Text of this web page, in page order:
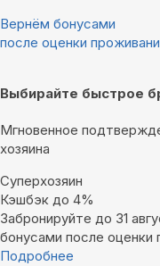
Вернём бонусами
после оценки
Выбирайте быстрое
Мгновенное
хозяина
Суперхозяин
Кэшбэк до 4%
Забронируйте до 31
бонусами после оценки
Подробнее